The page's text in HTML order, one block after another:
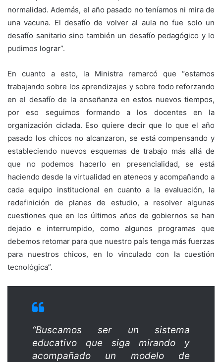
normalidad. Además, el año pasado no teníamos ni mira de
una vacuna. El desafío de volver al aula no fue solo un
desafío sanitario sino también un desafío pedagógico y lo
pudimos lograr”.
En cuanto a esto, la Ministra remarcó que “estamos
trabajando sobre los aprendizajes y sobre todo reforzando
en el desafío de la enseñanza en estos nuevos tiempos,
por eso seguimos formando a los docentes en la
organización ciclada. Eso quiere decir que lo que el año
pasado los chicos no alcanzaron, se está compensando y
estableciendo nuevos esquemas de trabajo más allá de
que no podemos hacerlo en presencialidad, se está
haciendo desde la virtualidad en ateneos y acompañando a
cada equipo institucional en cuanto a la evaluación, la
redefinición de planes de estudio, a resolver algunas
cuestiones que en los últimos años de gobiernos se han
dejado e interrumpido, como algunos programas que
debemos retomar para que nuestro país tenga más fuerzas
para nuestros chicos, en lo vinculado con la cuestión
tecnológica”.
“Buscamos ser un sistema
educativo que siga mirando y
acompañado un modelo de